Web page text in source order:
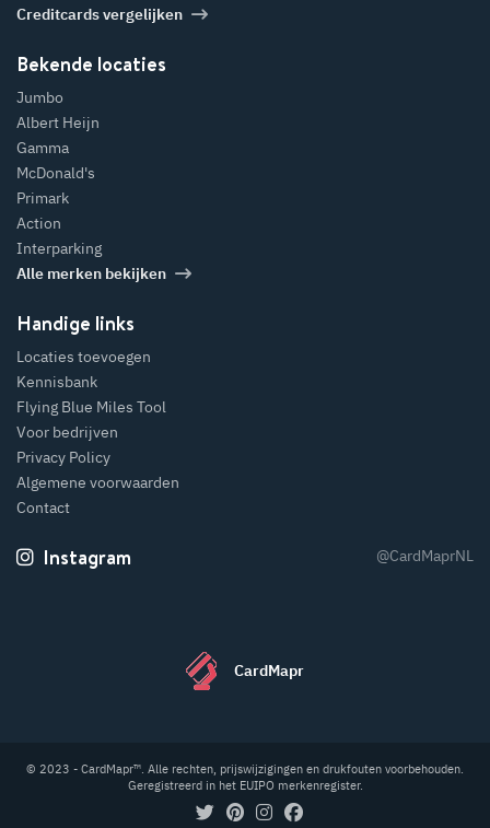
Creditcards vergelijken
Bekende locaties
Jumbo
Albert Heijn
Gamma
McDonald's
Primark
Action
Interparking
Alle merken bekijken
Handige links
Locaties toevoegen
Kennisbank
Flying Blue Miles Tool
Voor bedrijven
Privacy Policy
Algemene voorwaarden
Contact
Instagram @CardMaprNL
CardMapr
© 2023 - CardMapr™. Alle rechten, prijswijzigingen en drukfouten voorbehouden.
Geregistreerd in het EUIPO merkenregister.